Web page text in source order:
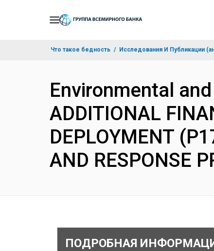
Что такое бедность Исследования И Публикации
Environmental
ADDITIONAL
DEPLOYMENT
AND RESPONSE
ПОДРОБНАЯ